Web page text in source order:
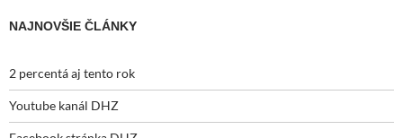
NAJNOVŠIE ČLÁNKY
2 percentá aj tento rok
Youtube kanál DHZ